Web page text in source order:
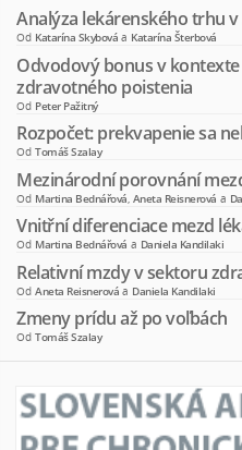
Analýza lekárenského trhu v
Od Katarína Skybová a Katarína Šterbová
Odvodový bonus v
zdravotného poistenia
Od Peter Pažitný
Rozpočet: prekvapenie sa
Od Tomáš Szalay
Mezinárodní porovnání
Od Martina Bednářová, Aneta Reisnerová a
Vnitřní diferenciace mezd
Od Martina Bednářová a Daniela Kandilaki
Relativní mzdy v sektoru
Od Aneta Reisnerová a Daniela Kandilaki
Zmeny prídu až po voľbách
Od Tomáš Szalay